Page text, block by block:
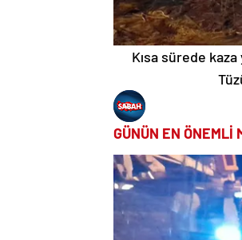
Kısa sürede
GÜNÜN EN ÖNEMLİ